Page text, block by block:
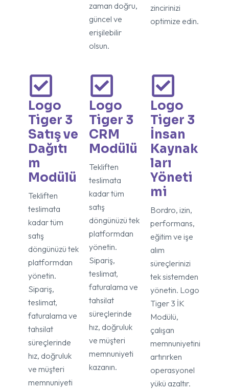
zaman doğru,
güncel ve
erişilebilir
olsun.
zincirinizi
optimize edin.
Logo
Tiger 3
Satış ve
Dağıtı
m
Modülü
Tekliften
teslimata
kadar tüm
satış
döngünüzü tek
platformdan
yönetin.
Sipariş,
teslimat,
faturalama ve
tahsilat
süreçlerinde
hız, doğruluk
ve müşteri
memnuniyeti
Logo
Tiger 3
CRM
Modülü
Tekliften
teslimata
kadar tüm
satış
döngünüzü tek
platformdan
yönetin.
Sipariş,
teslimat,
faturalama ve
tahsilat
süreçlerinde
hız, doğruluk
ve müşteri
memnuniyeti
kazanın.
Logo
Tiger 3
İnsan
Kaynak
ları
Yöneti
mi
Bordro, izin,
performans,
eğitim ve işe
alım
süreçlerinizi
tek sistemden
yönetin. Logo
Tiger 3 İK
Modülü,
çalışan
memnuniyetini
artırırken
operasyonel
yükü azaltır.